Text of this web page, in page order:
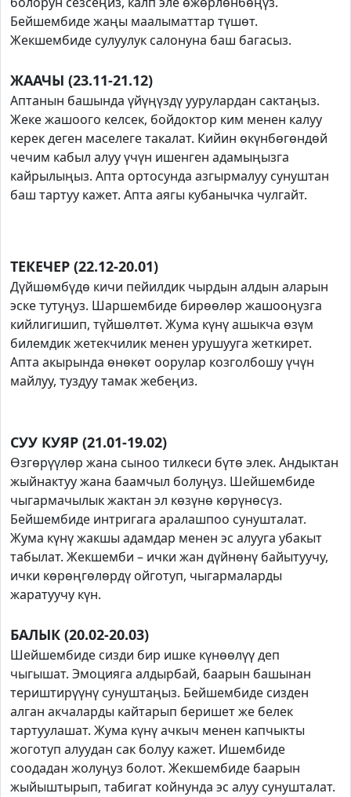
Бейшембиде жаңы маалыматтар түшөт.
Жекшембиде сулуулук салонуна баш багасыз.
ЖААЧЫ (23.11-21.12)
Аптанын башында үйүңүздү уурулардан сактаңыз.
Жеке жашоого келсек, бойдоктор ким менен калуу
керек деген маселеге такалат. Кийин өкүнбөгөндөй
чечим кабыл алуу үчүн ишенген адамыңызга
кайрылыңыз. Апта ортосунда азгырмалуу сунуштан
баш тартуу кажет. Апта аягы кубанычка чулгайт.
ТЕКЕЧЕР (22.12-20.01)
Дүйшөмбүдө кичи пейилдик чырдын алдын аларын
эске тутуңуз. Шаршембиде бирөөлөр жашооңузга
кийлигишип, түйшөлтөт. Жума күнү ашыкча өзүм
билемдик жетекчилик менен урушууга жеткирет.
Апта акырында өнөкөт оорулар козголбошу үчүн
майлуу, туздуу тамак жебеңиз.
СУУ КУЯР (21.01-19.02)
Өзгөрүүлөр жана сыноо тилкеси бүтө элек. Андыктан
жыйнактуу жана баамчыл болуңуз. Шейшембиде
чыгармачылык жактан эл көзүнө көрүнөсүз.
Бейшембиде интригага аралашпоо сунушталат.
Жума күнү жакшы адамдар менен эс алууга убакыт
табылат. Жекшемби – ички жан дүйнөнү байытуучу,
ички көрөңгөлөрдү ойготуп, чыгармаларды
жаратуучу күн.
БАЛЫК (20.02-20.03)
Шейшембиде сизди бир ишке күнөөлүү деп
чыгышат. Эмоцияга алдырбай, баарын башынан
териштирүүнү сунуштаңыз. Бейшембиде сизден
алган акчаларды кайтарып беришет же белек
тартуулашат. Жума күнү ачкыч менен капчыкты
жоготуп алуудан сак болуу кажет. Ишембиде
соодадан жолуңуз болот. Жекшембиде баарын
жыйыштырып, табигат койнунда эс алуу сунушталат.